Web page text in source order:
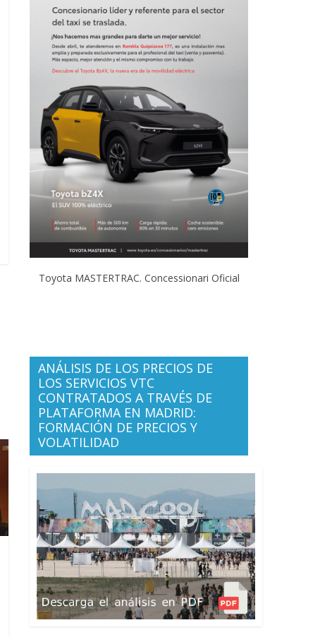
Toyota MASTERTRAC. Concessionari Oficial
ANÁLISIS DE LOS PRECIOS DE
LOS SERVICIOS VTC
CONTRATADOS A TRAVÉS DE
PLATAFORMA EN MADRID:
FORMACIÓN DE PRECIOS Y
VOLATILIDAD